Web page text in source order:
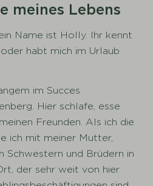
meines Lebens
Name ist Holly. Ihr kennt
habt mich im Urlaub
im Succes
Hier schlafe, esse
Freunden. Als ich die
ich mit meiner Mutter,
Schwestern und Brüdern in
der sehr weit von hier